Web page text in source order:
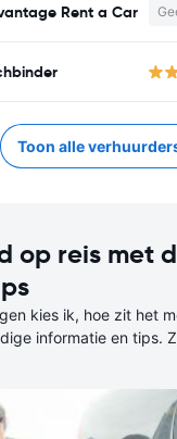
Rent a Car
Toon alle
op reis met
kies ik, hoe zit het
informatie en tips.